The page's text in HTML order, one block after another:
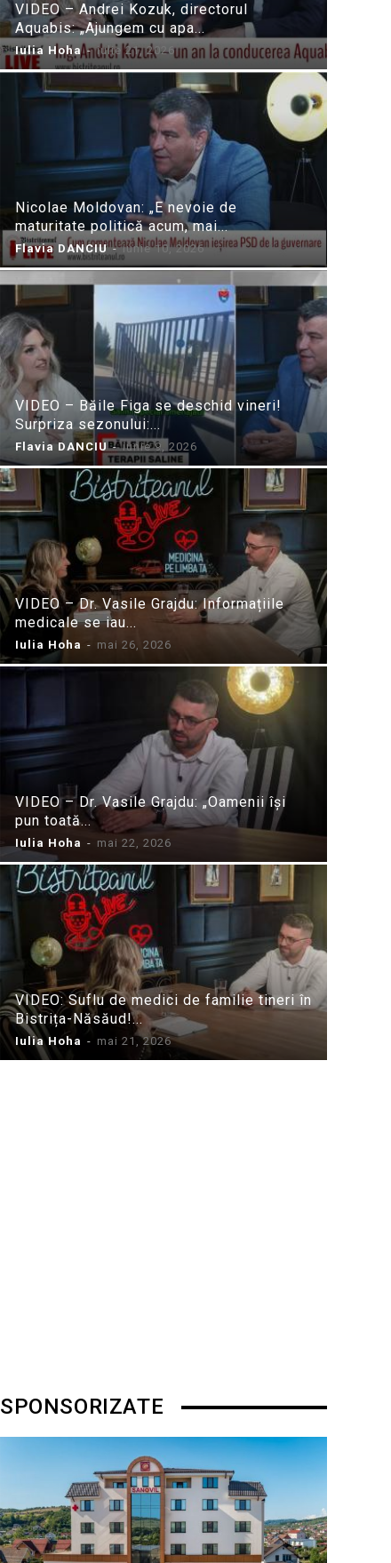
VIDEO – Andrei Kozuk, directorul
Aquabis: „Ajungem cu apa...
Iulia Hoha - iulie 21, 2026
Nicolae Moldovan: „E nevoie de
maturitate politică acum, mai...
Flavia DANCIU - iunie 10, 2026
VIDEO – Băile Figa se deschid vineri!
Surpriza sezonului:...
Flavia DANCIU - iunie 9, 2026
VIDEO – Dr. Vasile Grajdu: Informațiile
medicale se iau...
Iulia Hoha - mai 26, 2026
VIDEO – Dr. Vasile Grajdu: „Oamenii își
pun toată...
Iulia Hoha - mai 22, 2026
VIDEO: Suflu de medici de familie tineri în
Bistrița-Năsăud!...
Iulia Hoha - mai 21, 2026
SPONSORIZATE